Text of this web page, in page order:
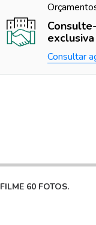
exclusiva
Consultar
60 FOTOS.